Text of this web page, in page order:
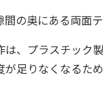
の奥にある両面
、プラスチック
足りなくなるた